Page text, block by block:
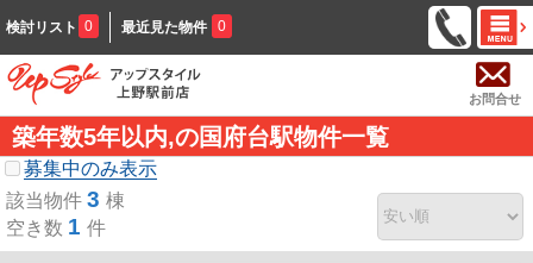
検討リスト 0 最近見た物件 0
お問合せ
築年数5年以内,の国府台駅物件一覧
募集中のみ表示
該当物件 3 棟
空き数 1 件